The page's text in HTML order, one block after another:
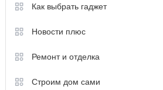
Как выбрать гаджет
Новости плюс
Ремонт и отделка
Строим дом сами